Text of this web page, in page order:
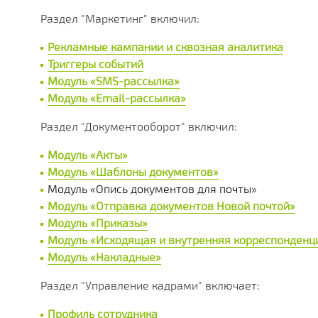
Раздел "Маркетинг" включил:
Рекламные кампании и сквозная аналитика
Триггеры событий
Модуль «SMS-рассылка»
Модуль «Email-рассылка»
Раздел "Документооборот" включил:
Модуль «Акты»
Модуль «Шаблоны документов»
Модуль «Опись документов для почты»
Модуль «Отправка документов Новой почтой»
Модуль «Приказы»
Модуль «Исходящая и внутренняя
Модуль «Накладные»
Раздел "Управление кадрами" включает:
Профиль сотрудника